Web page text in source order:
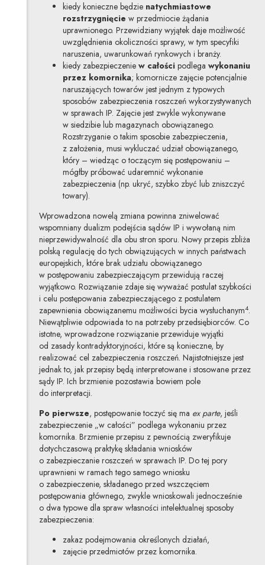
kiedy konieczne będzie natychmiastowe
rozstrzygnięcie w przedmiocie żądania
uprawnionego. Przewidziany wyjątek daje możliwość
uwzględnienia okoliczności sprawy, w tym specyfiki
naruszenia, uwarunkowań rynkowych i branży.
kiedy zabezpieczenie w całościpodlega wykonaniu
przez komornika; komornicze zajęcie potencjalnie
naruszających towarów jest jednym z typowych
sposobów zabezpieczenia roszczeń wykorzystywanych
w sprawach IP. Zajęcie jest zwykle wykonywane
w siedzibie lub magazynach obowiązanego.
Rozstrzyganie o takim sposobie zabezpieczenia,
z założenia, musi wykluczać udział obowiązanego,
który – wiedząc o toczącym się postępowaniu –
mógłby próbować udaremnić wykonanie
zabezpieczenia (np. ukryć, szybko zbyć lub zniszczyć
towary).
Wprowadzona nowelą zmiana powinna zniwelować
wspomniany dualizm podejścia sądów IP i wywołaną nim
nieprzewidywalność dla obu stron sporu. Nowy przepis zbliża
polską regulację do tych obwiązujących w innych państwach
europejskich, które brak udziału obowiązanego
w postępowaniu zabezpieczającym przewidują raczej
wyjątkowo. Rozwiązanie zdaje się wyważać postulat szybkości
i celu postępowania zabezpieczającego z postulatem
zapewnienia obowiązanemu możliwości bycia wysłuchanym4.
Niewątpliwie odpowiada to na potrzeby przedsiębiorców. Co
istotne, wprowadzone rozwiązanie przewiduje wyjątki
od zasady kontradyktoryjności, które są konieczne, by
realizować cel zabezpieczenia roszczeń. Najistotniejsze jest
jednak to, jak przepisy będą interpretowane i stosowane przez
sądy IP. Ich brzmienie pozostawia bowiem pole
do interpretacji.
Po pierwsze, postępowanie toczyć się ma ex parte, jeśli
zabezpieczenie „w całości” podlega wykonaniu przez
komornika. Brzmienie przepisu z pewnością zweryfikuje
dotychczasową praktykę składania wniosków
o zabezpieczanie roszczeń w sprawach IP. Do tej pory
uprawnieni w ramach tego samego wniosku
o zabezpieczenie, składanego przed wszczęciem
postępowania głównego, zwykle wnioskowali jednocześnie
o dwa typowe dla spraw własności intelektualnej sposoby
zabezpieczenia:
zakaz podejmowania określonych działań,
zajęcie przedmiotów przez komornika.